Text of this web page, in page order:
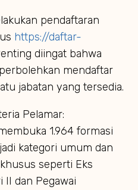
pendaftaran
https://daftar-
diingat bahwa
mendaftar
jabatan yang tersedia.
Pelamar:
1.964 formasi
kategori umum dan
seperti Eks
II dan Pegawai